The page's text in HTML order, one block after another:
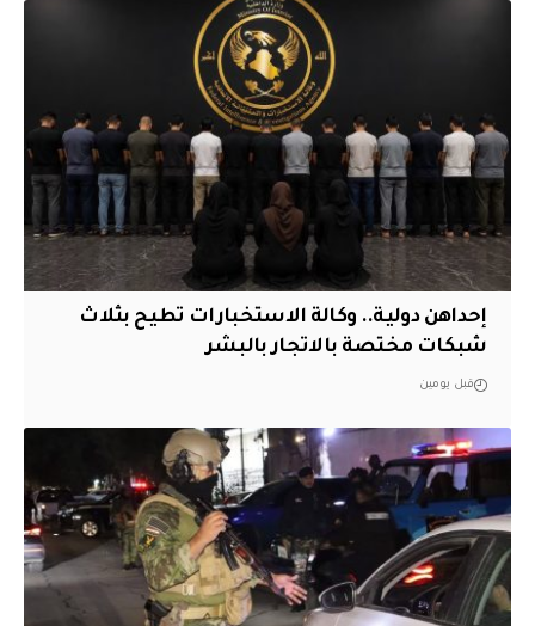
إحداهن دولية.. وكالة الاستخبارات تطيح بثلاث
شبكات مختصة بالاتجار بالبشر
قبل يومين